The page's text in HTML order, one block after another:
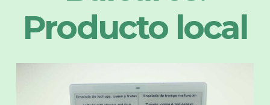
Producto local